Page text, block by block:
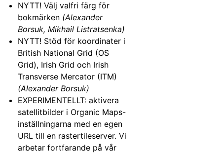
NYTT! Välj valfri färg för
bokmärken (Alexander
Borsuk, Mikhail Listratsenka)
NYTT! Stöd för koordinater i
British National Grid (OS
Grid), Irish Grid och Irish
Transverse Mercator (ITM)
(Alexander Borsuk)
EXPERIMENTELLT: aktivera
satellitbilder i Organic Maps-
inställningarna med en egen
URL till en rastertileserver. Vi
arbetar fortfarande på vår